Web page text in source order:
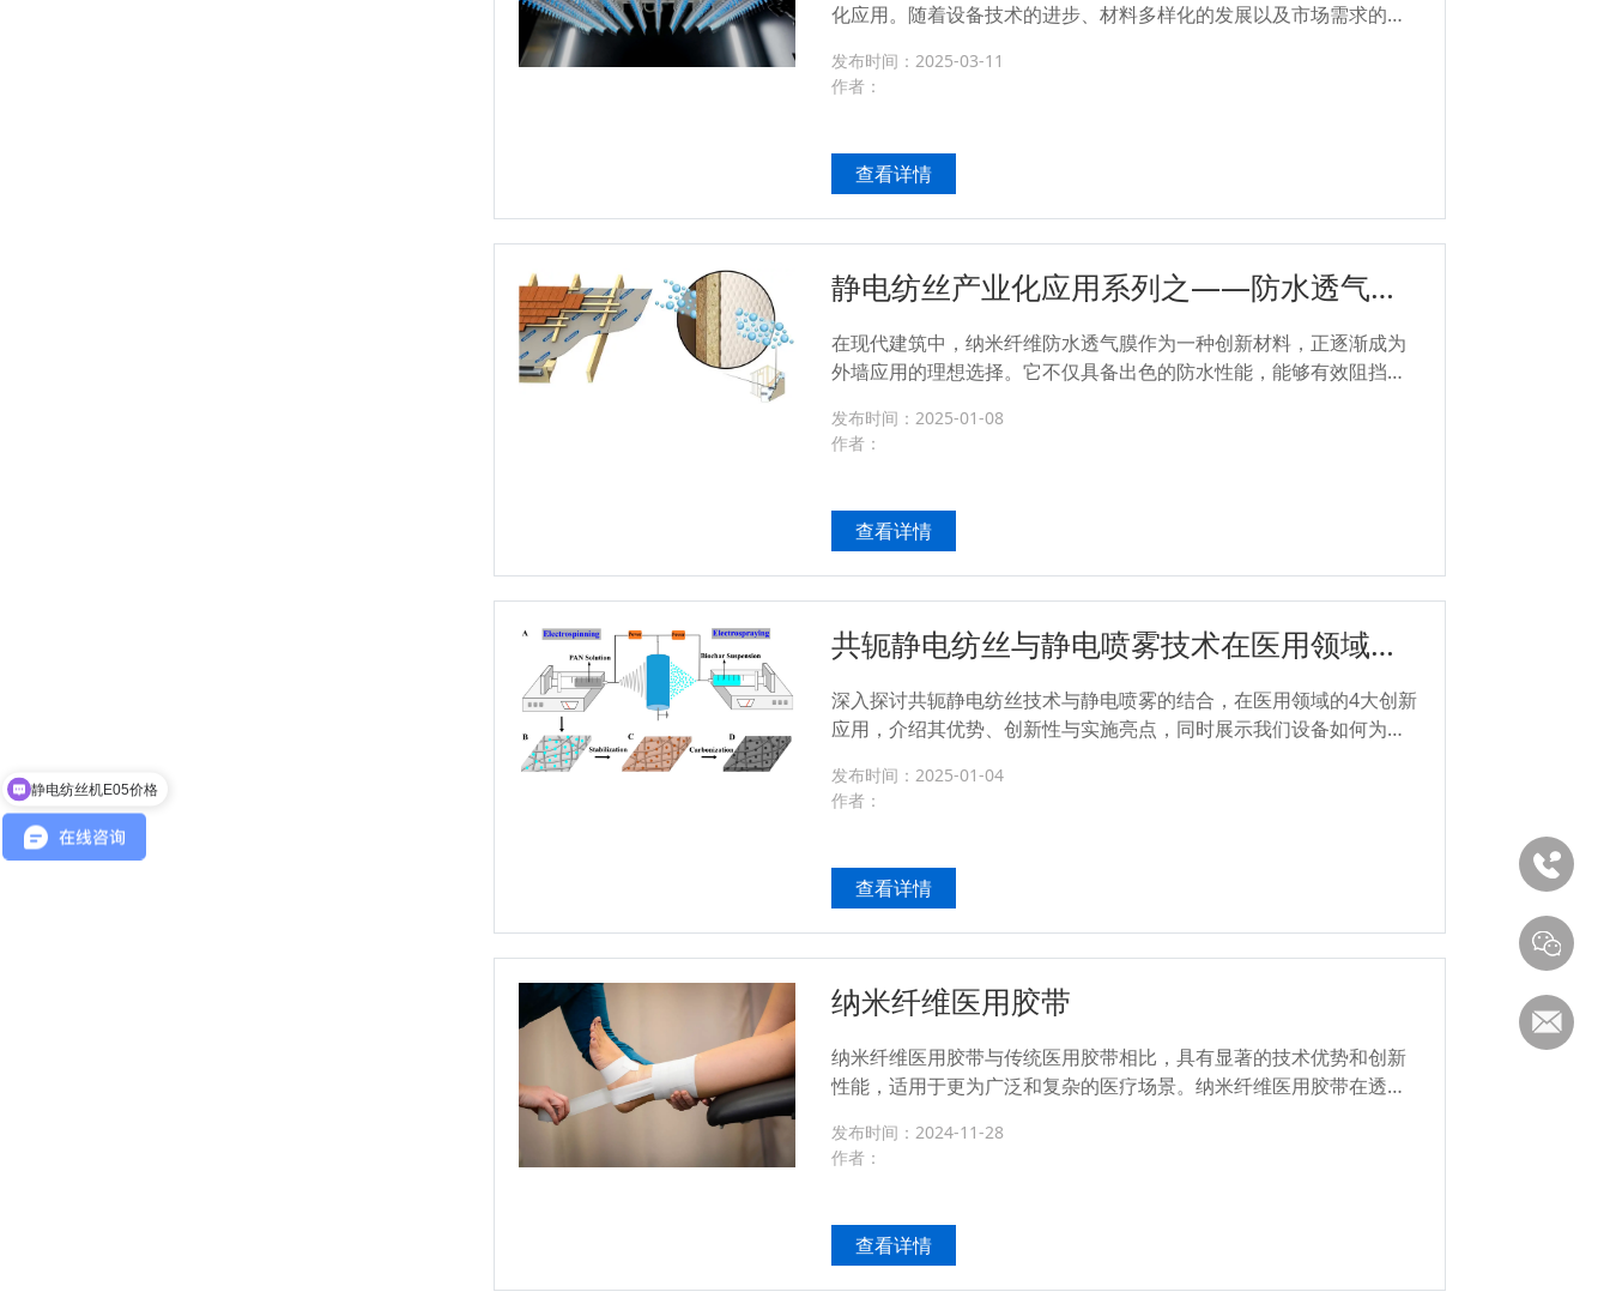
化应用。随着设备技术的进步、材料多样化的发展以及市场需求的推
工业生产阶段。...
发布时间：2025-03-11
作者：
查看详情
静电纺丝产业化应用系列之——防水透气建
筑外墙膜
在现代建筑中，纳米纤维防水透气膜作为一种创新材料，正逐渐成为
外墙应用的理想选择。它不仅具备出色的防水性能，能够有效阻挡雨
排出，降低内部潮湿和霉菌滋生的风险。...
发布时间：2025-01-08
作者：
查看详情
共轭静电纺丝与静电喷雾技术在医用领域的4
大创新应用
深入探讨共轭静电纺丝技术与静电喷雾的结合，在医用领域的4大创新
应用，介绍其优势、创新性与实施亮点，同时展示我们设备如何为客
发布时间：2025-01-04
作者：
查看详情
纳米纤维医用胶带
纳米纤维医用胶带与传统医用胶带相比，具有显著的技术优势和创新
性能，适用于更为广泛和复杂的医疗场景。纳米纤维医用胶带在透气
愈合有高要求、敏感皮肤和需要长期护理的患者。...
发布时间：2024-11-28
作者：
查看详情
推荐一台静电纺丝机